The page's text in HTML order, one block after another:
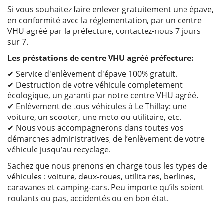
Si vous souhaitez faire enlever gratuitement une épave,
en conformité avec la réglementation, par un centre
VHU agréé par la préfecture, contactez-nous 7 jours
sur 7.
Les préstations de centre VHU agréé préfecture:
✔ Service d'enlèvement d'épave 100% gratuit.
✔ Destruction de votre véhicule completement
écologique, un garanti par notre centre VHU agréé.
✔ Enlèvement de tous véhicules à Le Thillay: une
voiture, un scooter, une moto ou utilitaire, etc.
✔ Nous vous accompagnerons dans toutes vos
démarches administratives, de l’enlèvement de votre
véhicule jusqu’au recyclage.
Sachez que nous prenons en charge tous les types de
véhicules : voiture, deux-roues, utilitaires, berlines,
caravanes et camping-cars. Peu importe qu’ils soient
roulants ou pas, accidentés ou en bon état.